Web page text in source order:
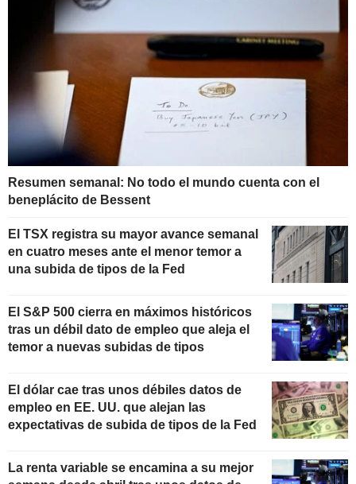
Resumen semanal: No todo el mundo cuenta con el
beneplácito de Bessent
El TSX registra su mayor avance semanal
en cuatro meses ante el menor temor a
una subida de tipos de la Fed
El S&P 500 cierra en máximos históricos
tras un débil dato de empleo que aleja el
temor a nuevas subidas de tipos
El dólar cae tras unos débiles datos de
empleo en EE. UU. que alejan las
expectativas de subida de tipos de la Fed
La renta variable se encamina a su mejor